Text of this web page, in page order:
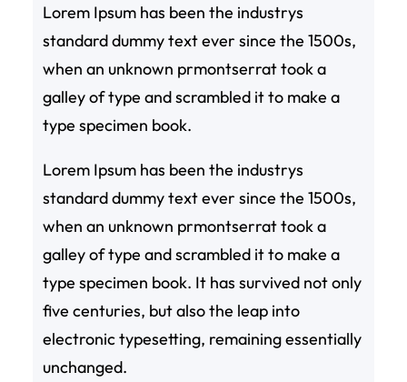
Lorem Ipsum has been the industrys
standard dummy text ever since the 1500s,
when an unknown prmontserrat took a
galley of type and scrambled it to make a
type specimen book.
Lorem Ipsum has been the industrys
standard dummy text ever since the 1500s,
when an unknown prmontserrat took a
galley of type and scrambled it to make a
type specimen book. It has survived not only
five centuries, but also the leap into
electronic typesetting, remaining essentially
unchanged.